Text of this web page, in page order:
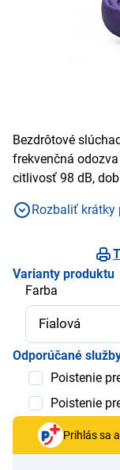
Bezdrôtové
frekvenčná
citlivosť 98 dB,
Rozbaliť krátky
Varianty produktu
Farba
Odporúčané
Poistenie
Poistenie
Prihlás sa